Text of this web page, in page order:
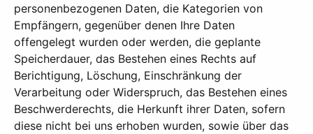
personenbezogenen Daten, die Kategorien von
Empfängern, gegenüber denen Ihre Daten
offengelegt wurden oder werden, die geplante
Speicherdauer, das Bestehen eines Rechts auf
Berichtigung, Löschung, Einschränkung der
Verarbeitung oder Widerspruch, das Bestehen eines
Beschwerderechts, die Herkunft ihrer Daten, sofern
diese nicht bei uns erhoben wurden, sowie über das